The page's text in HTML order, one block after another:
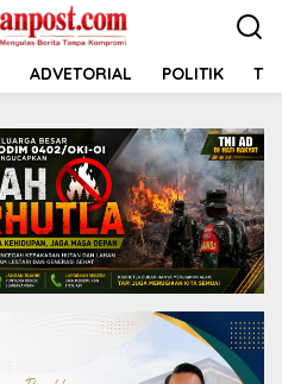
ADVETORIAL POLITIK